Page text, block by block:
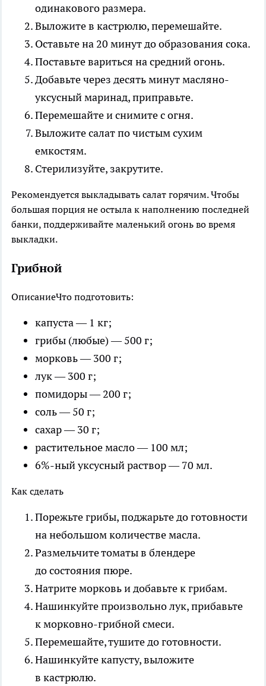
одинакового размера.
Выложите в кастрюлю, перемешайте.
Оставьте на 20 минут до образования сока.
Поставьте вариться на средний огонь.
Добавьте через десять минут масляно-
уксусный маринад, приправьте.
Перемешайте и снимите с огня.
Выложите салат по чистым сухим
емкостям.
Стерилизуйте, закрутите.
Рекомендуется выкладывать салат горячим. Чтобы
большая порция не остыла к наполнению последней
банки, поддерживайте маленький огонь во время
выкладки.
Грибной
ОписаниеЧто подготовить:
капуста — 1 кг;
грибы (любые) — 500 г;
морковь — 300 г;
лук — 300 г;
помидоры — 200 г;
соль — 50 г;
сахар — 30 г;
растительное масло — 100 мл;
6%-ный уксусный раствор — 70 мл.
Как сделать
Порежьте грибы, поджарьте до готовности
на небольшом количестве масла.
Размельчите томаты в блендере
до состояния пюре.
Натрите морковь и добавьте к грибам.
Нашинкуйте произвольно лук, прибавьте
к морковно-грибной смеси.
Перемешайте, тушите до готовности.
Нашинкуйте капусту, выложите
в кастрюлю.